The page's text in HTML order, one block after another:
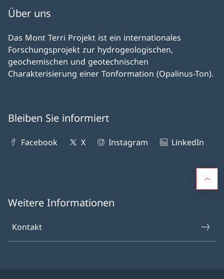
Über uns
Das Mont Terri Projekt ist ein internationales
Forschungsprojekt zur hydrogeologischen,
geochemischen und geotechnischen
Charakterisierung einer Tonformation (Opalinus-Ton).
Bleiben Sie informiert
Facebook X Instagram LinkedIn
Weitere Informationen
Kontakt